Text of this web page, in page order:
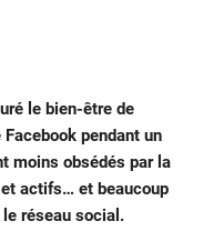
le bien-être de
pendant un
moins obsédés par la
actifs… et beaucoup
réseau social.